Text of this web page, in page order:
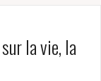
la vie, la